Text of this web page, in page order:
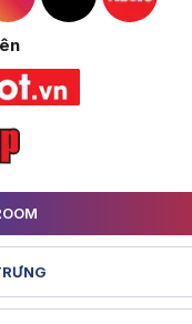
YouTube
Hacom Instagram
Hacom TikTok